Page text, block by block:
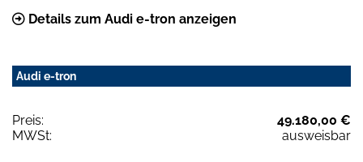
Details zum Audi e-tron anzeigen
Audi e-tron
Preis:
49.180,00 €
MWSt:
ausweisbar